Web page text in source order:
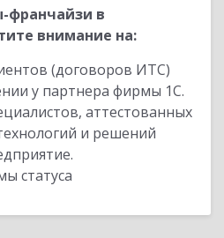
франчайзи в
внимание на:
(договоров ИТС)
у партнера фирмы 1С.
аттестованных
и решений
статуса